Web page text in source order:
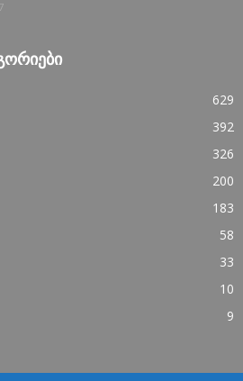
629
392
326
200
183
58
33
10
9